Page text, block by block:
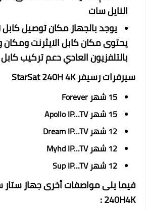
النايل سات
بالتلفزيون العادي دعم تركيب كابل
سيرفرات رسيفر StarSat 240H 4K
‎15 شهر Forever
‎15 شهر Apollo IP…TV
‎12 شهر Dream IP…TV
‎12 شهر Myhd IP…TV
‎12 شهر Sup IP…TV
240H4K :